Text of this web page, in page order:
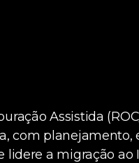
Assistida
com planejamento,
lidere a migração ao